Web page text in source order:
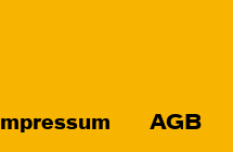
Impressum AGB